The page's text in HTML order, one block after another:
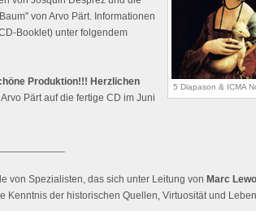
5 Diapason & ICMA
von Arvo Pärt. Informationen
Booklet) unter folgendem
Produktion!!! Herzlichen
Pärt auf die fertige CD im Juni
von Spezialisten, das sich unter Leitung von Marc Lewo
der historischen Quellen, Virtuosität und